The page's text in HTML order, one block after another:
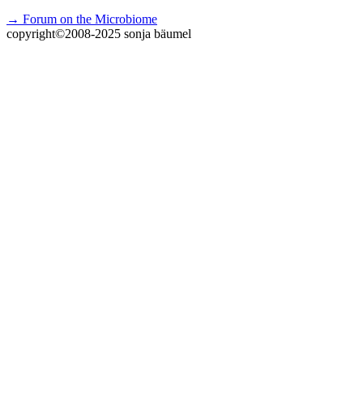
→ Forum on the Microbiome
copyright©2008-2025 sonja bäumel